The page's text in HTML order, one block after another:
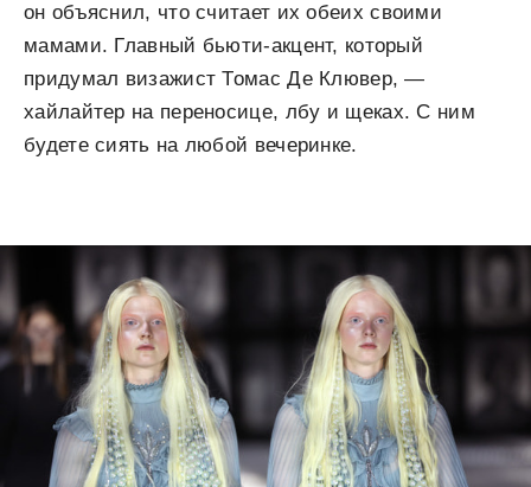
он объяснил, что считает их обеих своими
мамами. Главный бьюти-акцент, который
придумал визажист Томас Де Клювер, —
хайлайтер на переносице, лбу и щеках. С ним
будете сиять на любой вечеринке.